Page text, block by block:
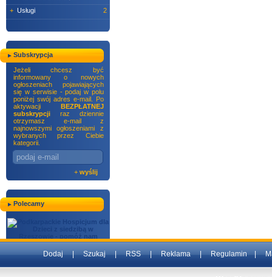
+ Usługi 2
Subskrypcja
Jeżeli chcesz być
informowany o nowych
ogłoszeniach pojawiających
się w serwisie - podaj w polu
poniżej swój adres e-mail. Po
aktywacji BEZPŁATNEJ
subskrypcji raz dziennie
otrzymasz e-mail z
najnowszymi ogłoszeniami z
wybranych przez Ciebie
kategorii.
+ wyślij
Polecamy
Dodaj|Szukaj|RSS|Reklama|Regulamin|